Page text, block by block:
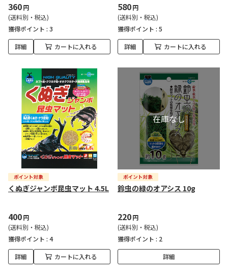
360円
(送料別・税込)
獲得ポイント : 3
詳細 カートに入れる
580円
(送料別・税込)
獲得ポイント : 5
詳細 カートに入れる
くぬぎジャンボ昆虫マット 4.5L
400円
(送料別・税込)
獲得ポイント : 4
詳細 カートに入れる
鈴虫の緑のオアシス 10g
220円
(送料別・税込)
獲得ポイント : 2
詳細